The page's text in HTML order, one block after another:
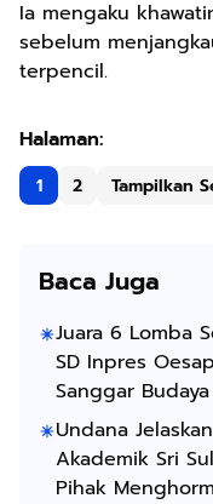
Ia mengaku
sebelum
terpencil.
1 2 Tampilkan
Baca Juga
Juara 6 Lomba
SD Inpres
Sanggar Budaya
Undana
Akademik Sri
Pihak